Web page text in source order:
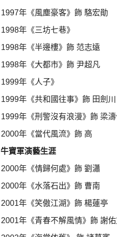
1997年《風塵豪客》飾 駱宏勛
1998年《三坊七巷》
1998年《半邊樓》飾 范志遠
1998年《大都市》飾 尹超凡
1999年《人子》
1999年《共和國往事》飾 田劍川
1999年《刑警沒有浪漫》飾 梁
2000年《當代風流》飾 高
牛寶軍演藝生涯
2000年《情歸何處》飾 劉瀟
2000年《水落石出》飾 曹南
2001年《笑傲江湖》飾 楊蓮亭
2001年《青春不解風情》飾 謝